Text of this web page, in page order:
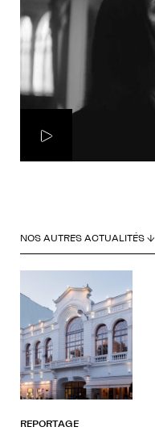
NOS AUTRES ACTUALITÉS ↓
REPORTAGE